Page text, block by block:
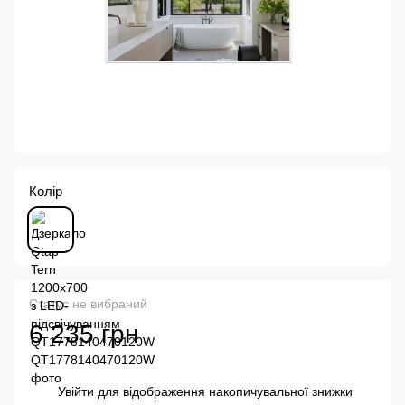
Колір
Статус не вибраний
6 235 грн
Увійти для відображення накопичувальної знижки